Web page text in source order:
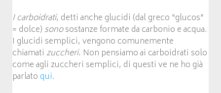
I carboidrati, detti anche glucidi (dal greco “glucos”
= dolce) sonosostanze formate da carbonio e acqua.
I glucidi semplici, vengono comunemente
chiamati zuccheri. Non pensiamo ai carboidrati solo
come agli zuccheri semplici, di questi ve ne ho già
parlato qui.